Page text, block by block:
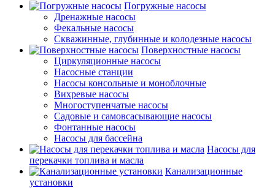
Погружные насосы
Дренажные насосы
Фекальные насосы
Скважинные, глубинные и колодезные насосы
Поверхностные насосы
Циркуляционные насосы
Насосные станции
Насосы консольные и моноблочные
Вихревые насосы
Многоступенчатые насосы
Садовые и самовсасывающие насосы
Фонтанные насосы
Насосы для бассейна
Насосы для
перекачки топлива и масла
Канализационные
установки